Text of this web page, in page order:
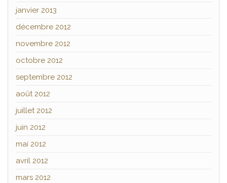
janvier 2013
décembre 2012
novembre 2012
octobre 2012
septembre 2012
août 2012
juillet 2012
juin 2012
mai 2012
avril 2012
mars 2012